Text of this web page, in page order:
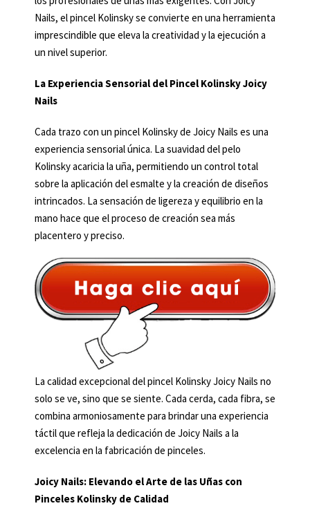
Nails, el pincel Kolinsky se convierte en una herramienta
imprescindible que eleva la creatividad y la ejecución a
un nivel superior.
La Experiencia Sensorial del Pincel Kolinsky Joicy
Nails
Cada trazo con un pincel Kolinsky de Joicy Nails es una
experiencia sensorial única. La suavidad del pelo
Kolinsky acaricia la uña, permitiendo un control total
sobre la aplicación del esmalte y la creación de diseños
intrincados. La sensación de ligereza y equilibrio en la
mano hace que el proceso de creación sea más
placentero y preciso.
La calidad excepcional del pincel Kolinsky Joicy Nails no
solo se ve, sino que se siente. Cada cerda, cada fibra, se
combina armoniosamente para brindar una experiencia
táctil que refleja la dedicación de Joicy Nails a la
excelencia en la fabricación de pinceles.
Joicy Nails: Elevando el Arte de las Uñas con
Pinceles Kolinsky de Calidad